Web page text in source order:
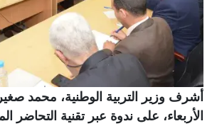
أشرف وزير التربية الوطنية، محمد
الأربعاء، على ندوة عبر تقنية التحاضر